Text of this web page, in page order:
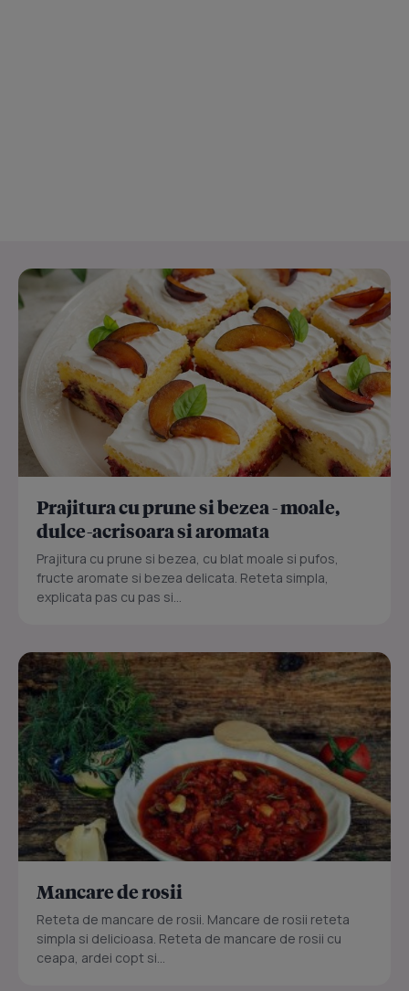
Prajitura cu prune si bezea - moale,
dulce-acrisoara si aromata
Prajitura cu prune si bezea, cu blat moale si pufos,
fructe aromate si bezea delicata. Reteta simpla,
explicata pas cu pas si...
Mancare de rosii
Reteta de mancare de rosii. Mancare de rosii reteta
simpla si delicioasa. Reteta de mancare de rosii cu
ceapa, ardei copt si...